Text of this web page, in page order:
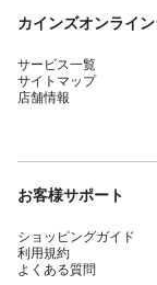
カインズオンライ
サービス一覧
サイトマップ
店舗情報
お客様サポート
ショッピングガイド
利用規約
よくある質問